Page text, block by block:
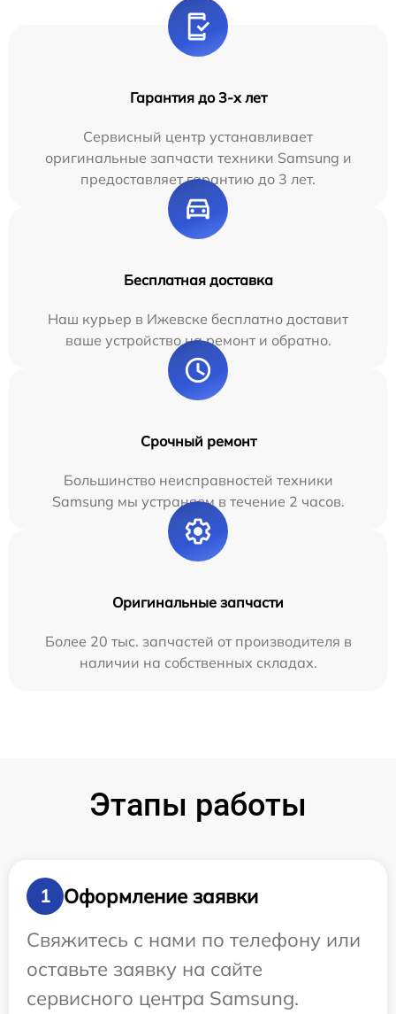
Гарантия до 3-х лет
Сервисный центр устанавливает
оригинальные запчасти техники Samsung и
предоставляет гарантию до 3 лет.
Бесплатная доставка
Наш курьер в Ижевске бесплатно доставит
ваше устройство на ремонт и обратно.
Срочный ремонт
Большинство неисправностей техники
Samsung мы устраняем в течение 2 часов.
Оригинальные запчасти
Более 20 тыс. запчастей от производителя в
наличии на собственных складах.
Этапы работы
1
Оформление заявки
Свяжитесь с нами по телефону или
оставьте заявку на сайте
сервисного центра Samsung.